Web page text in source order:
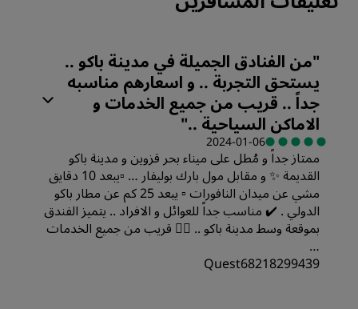
"من الفنادق الجميلة في مدينة باكو ..
يستحق التجربة .. و اسعارهم مناسبه
جداً .. قريب من جميع الخدمات و
الاماكن السياحية .."
2024-01-06
ممتاز جداً و مُطل على ميناء بحر قزوين و مدينة باكو
القديمة ✨ و مقابل مول بارك بوليفار … ▫️يبعد 10 دقايق
مشي عن ميدان النافورات ▫️ يبعد 25 كم عن مطار باكو
الدولي . ✔️ مناسب جداً للعوائل و الافراد .. يتميز الفندق
بموقعة وسط مدينة باكو .. 👌🏻 قريب من جميع الخدمات
…
Quest68218299439